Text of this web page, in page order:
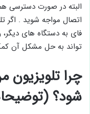
البته در صورت دسترسی
اتصال مواجه شوید . اگر
فای به دستگاه ‌های
تواند به حل مشکل آن
چرا
شود؟